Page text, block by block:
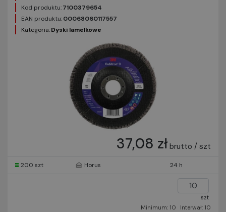
Kod produktu:7100379654
EAN produktu:00068060117557
Kategoria:Dyski lamelkowe
37,08 zł brutto / szt
200 szt Horus 24 h
szt
Minimum: 10
Interwał: 10